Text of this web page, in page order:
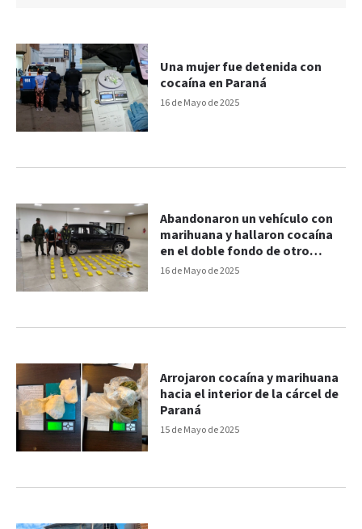
16 de Mayo de 2025
Una mujer fue detenida con
cocaína en Paraná
16 de Mayo de 2025
Abandonaron un vehículo con
marihuana y hallaron cocaína
en el doble fondo de otro
rodado
15 de Mayo de 2025
Arrojaron cocaína y marihuana
hacia el interior de la cárcel de
Paraná